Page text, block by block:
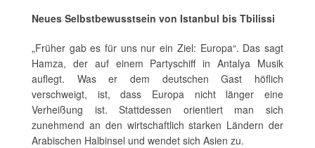
Neues Selbstbewusstsein von Istanbul bis Tbilissi
„Früher gab es für uns nur ein Ziel: Europa“. Das sagt
Hamza, der auf einem Partyschiff in Antalya Musik
auflegt. Was er dem deutschen Gast höflich
verschweigt, ist, dass Europa nicht länger eine
Verheißung ist. Stattdessen orientiert man sich
zunehmend an den wirtschaftlich starken Ländern der
Arabischen Halbinsel und wendet sich Asien zu.